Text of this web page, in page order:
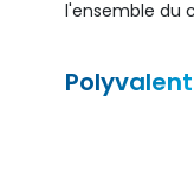
l'ensemble du
Polyvalent